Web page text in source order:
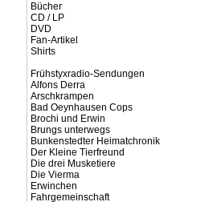
Bücher
CD / LP
DVD
Fan-Artikel
Shirts
Frühstyxradio-Sendungen
Alfons Derra
Arschkrampen
Bad Oeynhausen Cops
Brochi und Erwin
Brungs unterwegs
Bunkenstedter Heimatchronik
Der Kleine Tierfreund
Die drei Musketiere
Die Vierma
Erwinchen
Fahrgemeinschaft